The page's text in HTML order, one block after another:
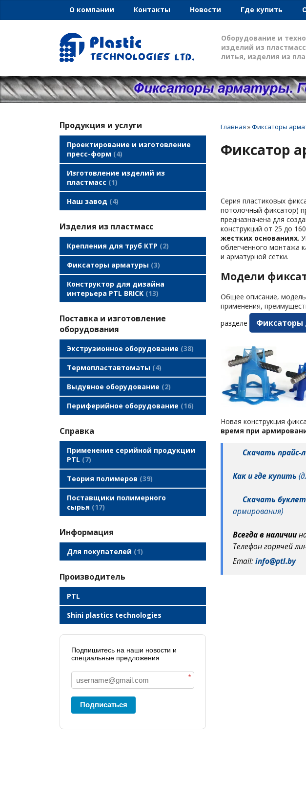
О компании Контакты Новости Где купить
Оборудование и
изделий из
литья, изделия из
Продукция и услуги
Проектирование и изготовление
пресс-форм
4
Изготовление изделий из
пластмасс
1
Наш завод 4
Изделия из пластмасс
Крепления для труб КТР 2
Фиксаторы арматуры 3
Конструктор для дизайна
интерьера PTL BRICK 13
Поставка и изготовление
оборудования
Экструзионное оборудование 38
Термопластавтоматы 4
Выдувное оборудование 2
Периферийное оборудование 16
Справка
Применение серийной продукции
PTL
7
Теория полимеров 39
Поставщики полимерного
сырья
17
Информация
Для покупателей 1
производитель
PTL
Shini plastics technologies
Подпишитесь на наши новости и
специальные предложения
*
Подписаться
Главная »Фиксаторы
Фиксатор
Серия пластиковых
потолочный фиксатор)
предназначена для
конструкций от 25 до
жестких основаниях.
облегченного монтажа
и арматурной сетки.
Модели
Общее описание,
применения,
разделе
Фиксаторы
Новая конструкция
время при
Скачать прайс-
Как и где купить
Скачать буклет
армирования)
Всегда в наличии
Телефон горячей
Email:info@ptl.by